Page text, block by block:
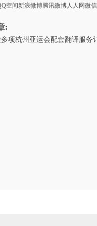
空间 新浪微博腾讯微博人人网微信
:
项杭州亚运会配套翻译服务